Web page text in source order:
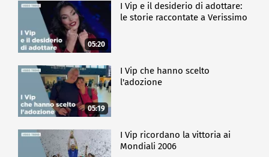
05:20
I Vip e il desiderio di adottare:
le storie raccontate a Verissimo
05:19
I Vip che hanno scelto
l'adozione
I Vip ricordano la vittoria ai
Mondiali 2006